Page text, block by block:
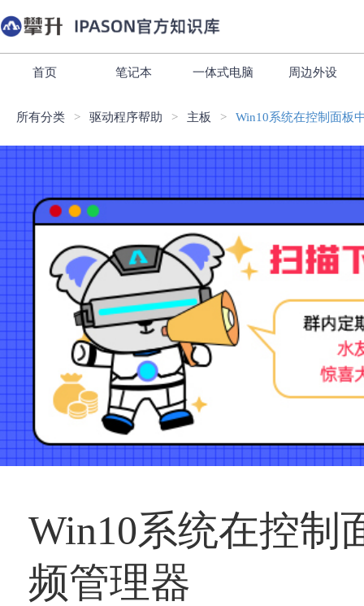
首页 笔记本 一体式电脑 周边外设
所有分类 驱动程序帮助 主板
Win10系统在控制
频管理器